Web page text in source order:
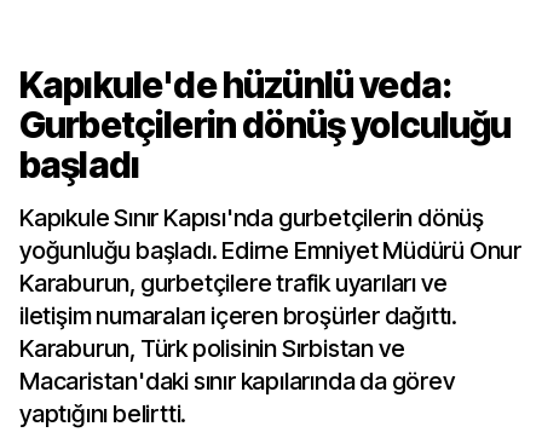
Kapıkule'de hüzünlü veda:
Gurbetçilerin dönüş yolculuğu
başladı
Kapıkule Sınır Kapısı'nda gurbetçilerin dönüş
yoğunluğu başladı. Edirne Emniyet Müdürü Onur
Karaburun, gurbetçilere trafik uyarıları ve
iletişim numaraları içeren broşürler dağıttı.
Karaburun, Türk polisinin Sırbistan ve
Macaristan'daki sınır kapılarında da görev
yaptığını belirtti.